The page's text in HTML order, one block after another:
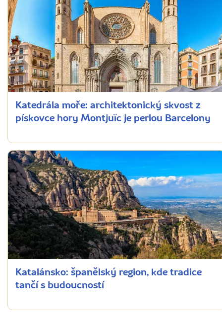
Katedrála moře: architektonický skvost z
pískovce hory Montjuïc je perlou Barcelony
Katalánsko: španělský region, kde tradice
tančí s budoucností